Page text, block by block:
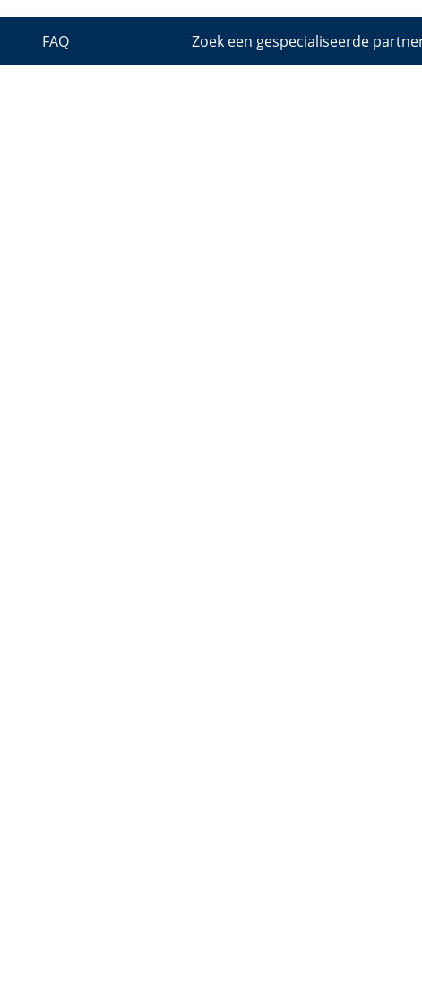
FAQ Zoek een gespecialiseerde